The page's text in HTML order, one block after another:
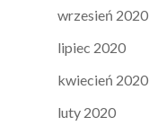
wrzesień 2020
lipiec 2020
kwiecień 2020
luty 2020